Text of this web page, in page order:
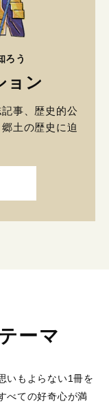
ろう
ョン
事、歴史的公
土の歴史に迫
ーマ
いもよらない1冊を
べての好奇心が満